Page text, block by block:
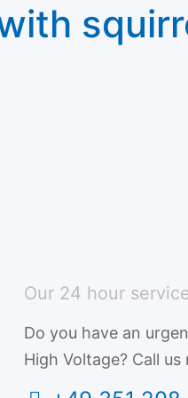
Our 24 hour
Do you have an
High Voltage? Call us